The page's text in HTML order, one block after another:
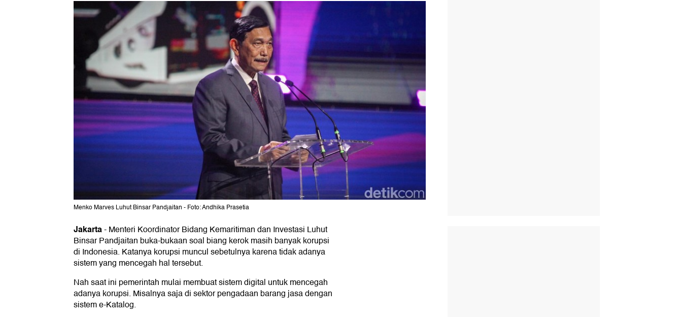
Menko Marves Luhut Binsar Pandjaitan - Foto: Andhika Prasetia
Jakarta-Menteri Koordinator Bidang Kemaritiman dan Investasi Luhut
Binsar Pandjaitan buka-bukaan soal biang kerok masih banyak korupsi
di Indonesia. Katanya korupsi muncul sebetulnya karena tidak adanya
sistem yang mencegah hal tersebut.
Nah saat ini pemerintah mulai membuat sistem digital untuk mencegah
adanya korupsi. Misalnya saja di sektor pengadaan barang jasa dengan
sistem e-Katalog.